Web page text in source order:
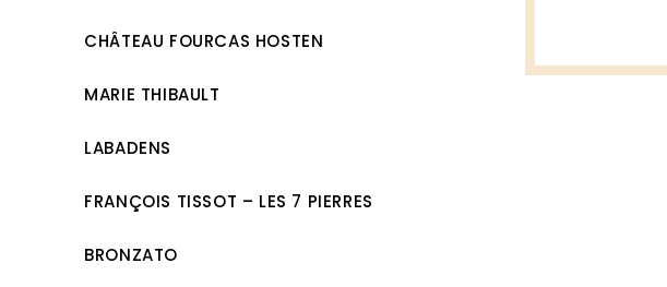
CHÂTEAU FOURCAS HOSTEN
MARIE THIBAULT
LABADENS
FRANÇOIS TISSOT – LES 7 PIERRES
BRONZATO